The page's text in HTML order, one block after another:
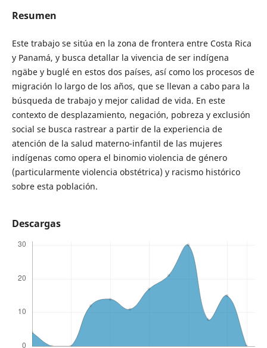
Resumen
Este trabajo se sitúa en la zona de frontera entre Costa Rica
y Panamá, y busca detallar la vivencia de ser indígena
ngäbe y buglé en estos dos países, así como los procesos de
migración lo largo de los años, que se llevan a cabo para la
búsqueda de trabajo y mejor calidad de vida. En este
contexto de desplazamiento, negación, pobreza y exclusión
social se busca rastrear a partir de la experiencia de
atención de la salud materno-infantil de las mujeres
indígenas como opera el binomio violencia de género
(particularmente violencia obstétrica) y racismo histórico
sobre esta población.
Descargas